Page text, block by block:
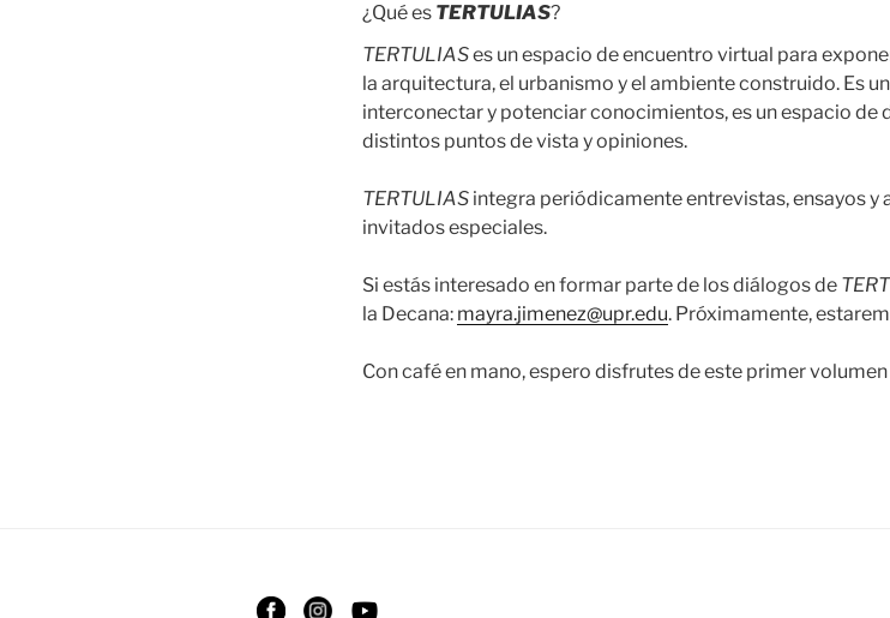
¿Qué es TERTULIAS?
TERTULIASes un espacio de encuentro virtual para
la arquitectura, el urbanismo y el ambiente construido. Es
interconectar y potenciar conocimientos, es un espacio de
distintos puntos de vista y opiniones.
TERTULIAS integra periódicamente entrevistas, ensayos
invitados especiales.
Si estás interesado en formar parte de los diálogos de
la Decana: mayra.jimenez@upr.edu. Próximamente,
Con café en mano, espero disfrutes de este primer